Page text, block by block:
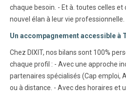
chaque besoin. - Et à. toutes celles
nouvel élan à leur vie professionnelle.
Un accompagnement accessible à
Chez DIXIT, nos bilans sont 100%
chaque profil : - Avec une approche
partenaires spécialisés (Cap emploi,
ou à distance. - Avec des horaires et